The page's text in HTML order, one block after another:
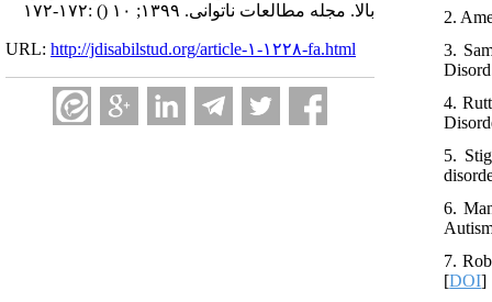
بالا. مجله مطالعات ناتوانی. ۱۳۹۹; ۱۰
() :۱۷۲-۱۷۲
URL: http://jdisabilstud.org/article-۱-۱۲۲۸-fa.html
2.
3.
4.
5.
6.
7.
[DOI]